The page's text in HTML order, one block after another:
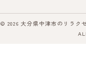
© 2026 大分県中津市のリラク